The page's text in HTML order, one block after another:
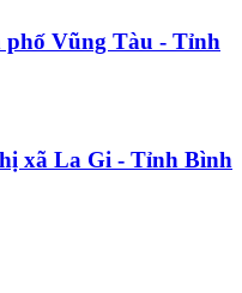
Vũng Tàu - Tỉnh
xã La Gi - Tỉnh Bình